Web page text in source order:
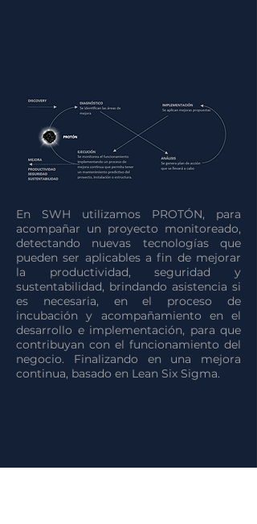
En SWH utilizamos PROTÓN, para
acompañar un proyecto monitoreado,
detectando nuevas tecnologías que
pueden ser aplicables a fin de mejorar
la productividad, seguridad y
sustentabilidad, brindando asistencia si
es necesaria, en el proceso de
incubación y acompañamiento en el
desarrollo e implementación, para que
contribuyan con el funcionamiento del
negocio. Finalizando en una mejora
continua, basado en Lean Six Sigma.